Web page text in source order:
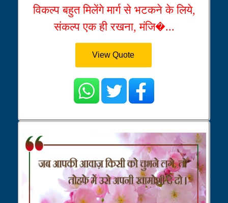
विकल्प बहुत मिलेंगे मार्ग से भटकने के लिये,
संकल्प एक ही रखना, मंजि�...
View Quote